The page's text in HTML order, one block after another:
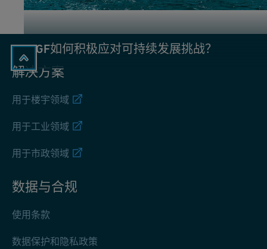
GF如何积极应对可持续发展挑战？
解决方案
用于楼宇领域
用于工业领域
用于市政领域
数据与合规
使用条款
数据保护和隐私政策